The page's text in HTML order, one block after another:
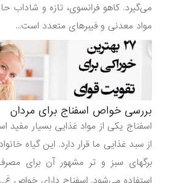
می‌گیرد. کاهو فرانسوی، تازه و شاداب حاوی
مواد معدنی و فیبرهای متعدد است...
بررسی خواص اسفناج برای مردان
اسفناج یکی از مواد غذایی بسیار مفید است
از سبد غذایی ما قرار دارد. این گیاه
برگهای سبز و تر مشهور آن برای مصرف در